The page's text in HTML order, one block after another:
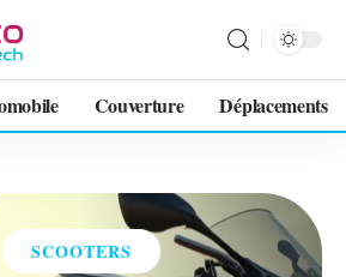
Couverture Déplacements
SCOOTERS